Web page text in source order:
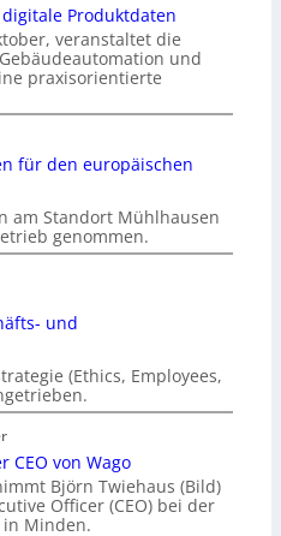
Produktdaten
veranstaltet die
und
praxisorientierte
für den europäischen
am Standort Mühlhausen
genommen.
und
(Ethics, Employees,
CEO von Wago
Björn Twiehaus (Bild)
Officer (CEO) bei der
in Minden.